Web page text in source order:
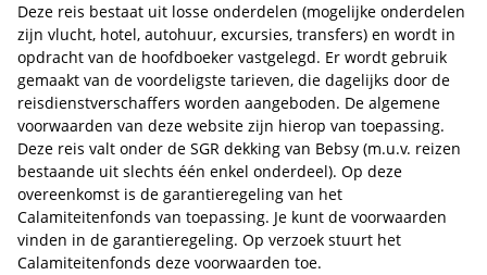
Deze reis bestaat uit losse onderdelen (mogelijke onderdelen
zijn vlucht, hotel, autohuur, excursies, transfers) en wordt in
opdracht van de hoofdboeker vastgelegd. Er wordt gebruik
gemaakt van de voordeligste tarieven, die dagelijks door de
reisdienstverschaffers worden aangeboden. De algemene
voorwaarden van deze website zijn hierop van toepassing.
Deze reis valt onder de SGR dekking van Bebsy (m.u.v. reizen
bestaande uit slechts één enkel onderdeel). Op deze
overeenkomst is de garantieregeling van het
Calamiteitenfonds van toepassing. Je kunt de voorwaarden
vinden in de garantieregeling. Op verzoek stuurt het
Calamiteitenfonds deze voorwaarden toe.